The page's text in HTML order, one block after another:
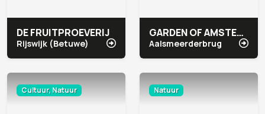
DE FRUITPROEVERIJ
Rijswijk (Betuwe)
GARDEN OF AMSTERDAM
Aalsmeerderbrug
Cultuur, Natuur Natuur